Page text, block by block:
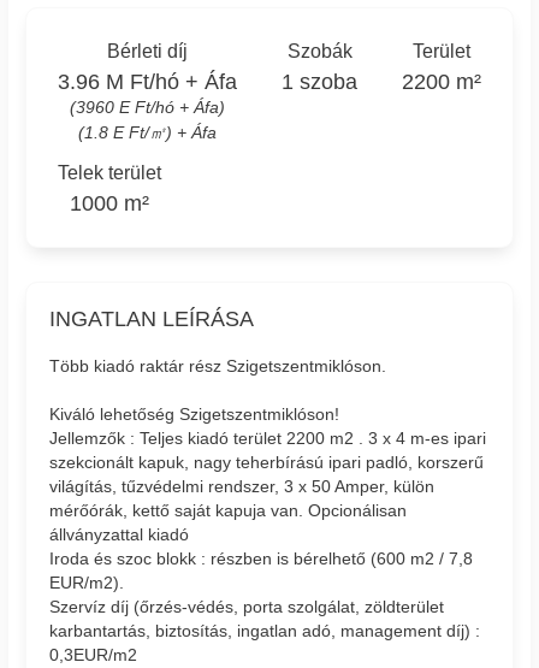
Bérleti díj
3.96 M Ft/hó + Áfa
(3960 E Ft/hó + Áfa)
(1.8 E Ft/㎡) + Áfa
Szobák
1 szoba
Terület
2200 m²
Telek terület
1000 m²
INGATLAN LEÍRÁSA
Több kiadó raktár rész Szigetszentmiklóson.
Kiváló lehetőség Szigetszentmiklóson!
Jellemzők : Teljes kiadó terület 2200 m2 . 3 x 4 m-es ipari
szekcionált kapuk, nagy teherbírású ipari padló, korszerű
világítás, tűzvédelmi rendszer, 3 x 50 Amper, külön
mérőórák, kettő saját kapuja van. Opcionálisan
állványzattal kiadó
Iroda és szoc blokk : részben is bérelhető (600 m2 / 7,8
EUR/m2).
Szervíz díj (őrzés-védés, porta szolgálat, zöldterület
karbantartás, biztosítás, ingatlan adó, management díj) :
0,3EUR/m2